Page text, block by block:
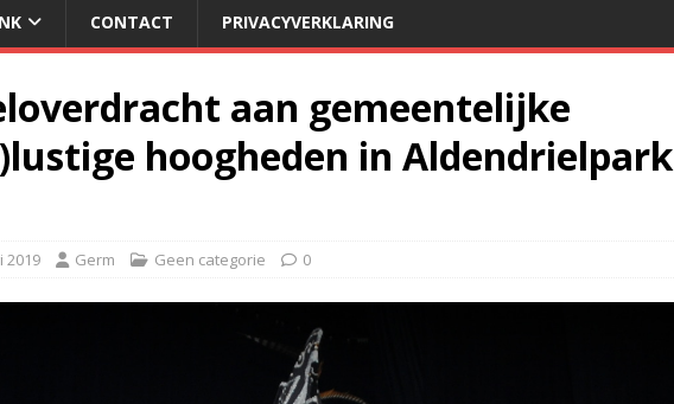
CONTACT PRIVACYVERKLARING
aan gemeentelijke
hoogheden in Aldendrielpark
2019 Germ Geen categorie 0